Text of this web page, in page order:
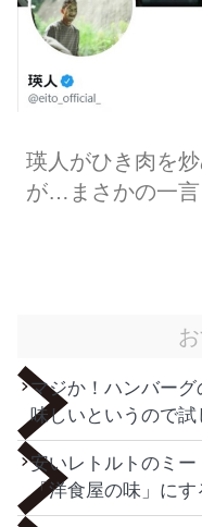
瑛人がひき肉を
が…まさかの一言
マジか！ハンバー
味しいというので
安いレトルトのミ
「洋食屋の味」にす